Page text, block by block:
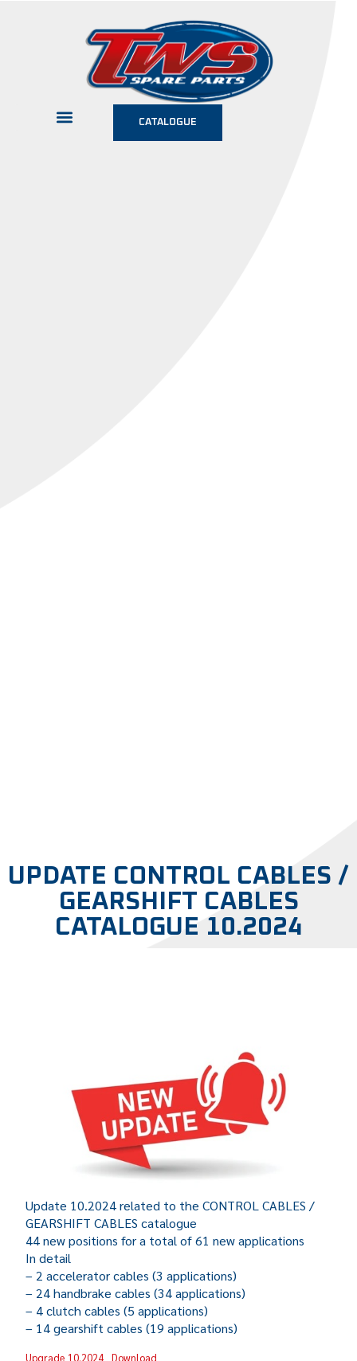
CATALOGUE
UPDATE CONTROL CABLES /
GEARSHIFT CABLES
CATALOGUE 10.2024
Update 10.2024 related to the CONTROL CABLES /
GEARSHIFT CABLES catalogue
44 new positions for a total of 61 new applications
In detail
– 2 accelerator cables (3 applications)
– 24 handbrake cables (34 applications)
– 4 clutch cables (5 applications)
– 14 gearshift cables (19 applications)
Upgrade_10.2024 Download